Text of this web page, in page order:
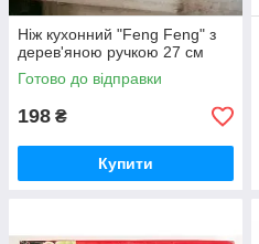
Ніж кухонний "Feng Feng" з
дерев'яною ручкою 27 см
Готово до відправки
198 ₴
Купити